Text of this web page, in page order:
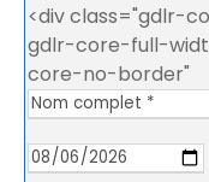
<div class="gdlr-
gdlr-core-full-
core-no-border"